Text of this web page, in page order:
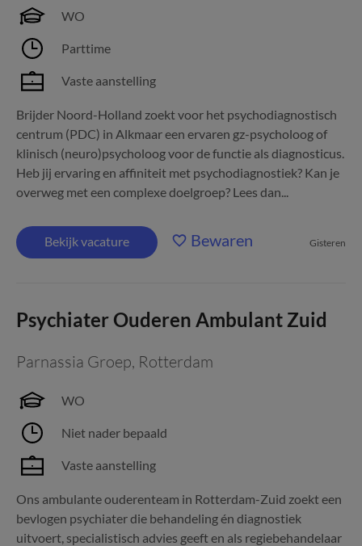
WO
Parttime
Vaste aanstelling
Brijder Noord-Holland zoekt voor het psychodiagnostisch
centrum (PDC) in Alkmaar een ervaren gz-psycholoog of
klinisch (neuro)psycholoog voor de functie als diagnosticus.
Heb jij ervaring en affiniteit met psychodiagnostiek? Kan je
overweg met een complexe doelgroep? Lees dan...
Bekijk vacature Bewaren Gisteren
Psychiater Ouderen Ambulant Zuid
Parnassia Groep, Rotterdam
WO
Niet nader bepaald
Vaste aanstelling
Ons ambulante ouderenteam in Rotterdam-Zuid zoekt een
bevlogen psychiater die behandeling én diagnostiek
uitvoert, specialistisch advies geeft en als regiebehandelaar